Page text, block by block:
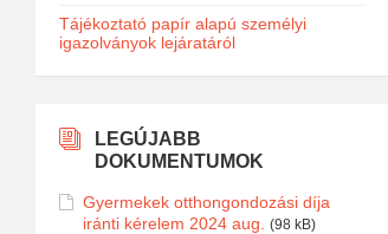
Tájékoztató papír alapú személyi
igazolványok lejáratáról
LEGÚJABB
DOKUMENTUMOK
Gyermekek otthongondozási díja
iránti kérelem 2024 aug.
(98 kB)